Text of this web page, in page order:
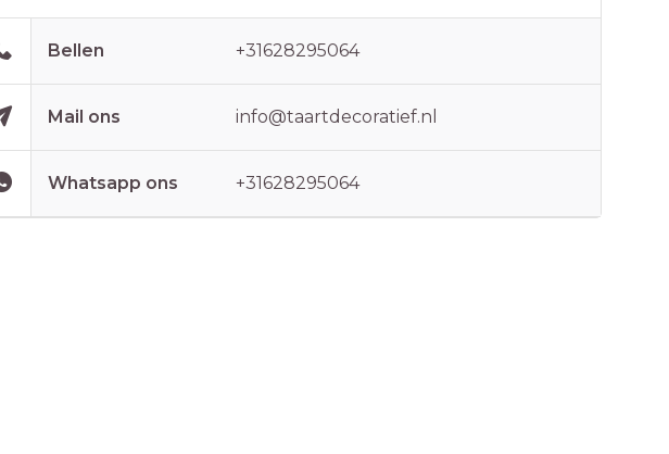
Bellen +31628295064
Mail ons info@taartdecoratief.nl
Whatsapp ons +31628295064